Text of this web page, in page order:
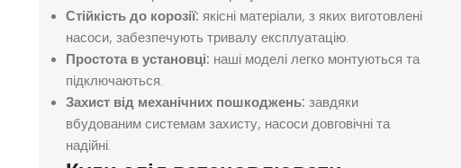
Стійкість до корозії: якісні матеріали, з яких виготовлені
насоси, забезпечують тривалу експлуатацію.
Простота в установці: наші моделі легко монтуються та
підключаються.
Захист від механічних пошкоджень: завдяки
вбудованим системам захисту, насоси довговічні та
надійні.